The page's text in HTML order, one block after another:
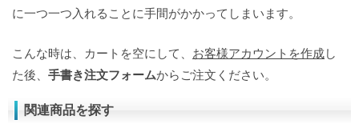
に一つ一つ入れることに手間がかかってしまいます。
こんな時は、カートを空にして、 お客様アカウントを作成し
た後、 手書き注文フォームからご注文ください。
関連商品を探す